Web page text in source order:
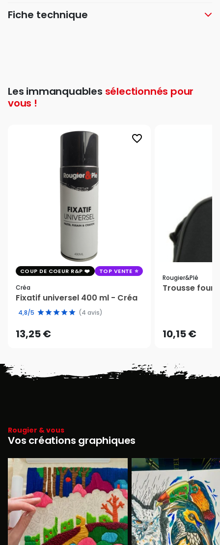
Fiche technique
Les immanquables sélectionnés pour
vous !
favorite_border
COUP DE COEUR R&P TOP VENTE
Créa
Fixatif universel 400 ml - Créa
4,8/5 (4 avis)
13,25 €
Rougier&plé
Trousse
10,15 €
Rougier & vous
Vos créations graphiques